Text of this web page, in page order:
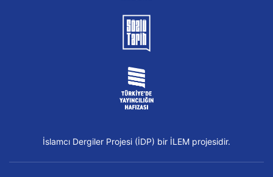
İslamcı Dergiler Projesi (İDP) bir İLEM projesidir.